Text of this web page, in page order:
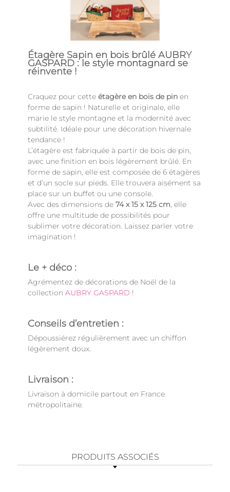
Étagère Sapin en bois brûlé AUBRY
GASPARD : le style montagnard se
réinvente !
Craquez pour cette étagère en bois de pin en
forme de sapin ! Naturelle et originale, elle
marie le style montagne et la modernité avec
subtilité. Idéale pour une décoration hivernale
tendance !
L’étagère est fabriquée à partir de bois de pin,
avec une finition en bois légèrement brûlé. En
forme de sapin, elle est composée de 6 étagères
et d’un socle sur pieds. Elle trouvera aisément sa
place sur un buffet ou une console.
Avec des dimensions de 74 x 15 x 125 cm, elle
offre une multitude de possibilités pour
sublimer votre décoration. Laissez parler votre
imagination !
Le + déco :
Agrémentez de décorations de Noël de la
collection AUBRY GASPARD !
Conseils d’entretien :
Dépoussiérez régulièrement avec un chiffon
légèrement doux.
Livraison :
Livraison à domicile partout en France
métropolitaine.
PRODUITS ASSOCIÉS